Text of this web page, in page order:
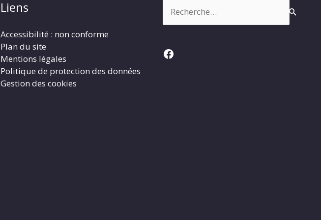
Liens
Accessibilité : non conforme
Plan du site
Mentions légales
Politique de protection des données
Gestion des cookies
Facebook